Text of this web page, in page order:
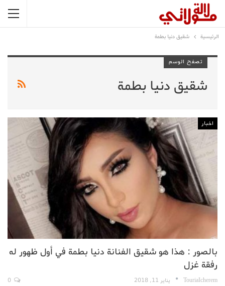
الرئيسية شقيق دنيا بطمة
تصفح الوسم
شقيق دنيا بطمة
اخبار
بالصور : هذا هو شقيق الفنانة دنيا بطمة في أول ظهور له
رفقة غزل
TouriaIcherem يناير 11, 2018